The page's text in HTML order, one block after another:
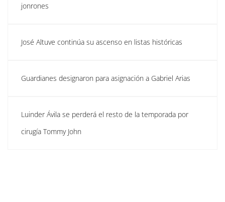
jonrones
José Altuve continúa su ascenso en listas históricas
Guardianes designaron para asignación a Gabriel Arias
Luinder Ávila se perderá el resto de la temporada por
cirugía Tommy John